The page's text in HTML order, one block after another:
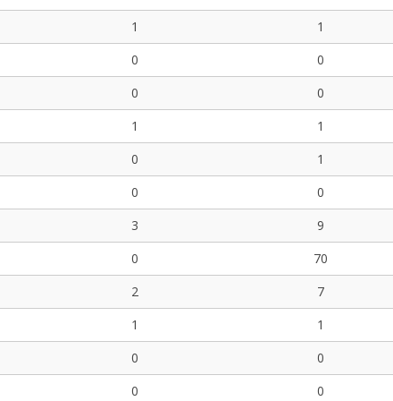
1 1
0 0
0 0
1 1
0 1
0 0
3 9
0 70
2 7
1 1
0 0
0 0